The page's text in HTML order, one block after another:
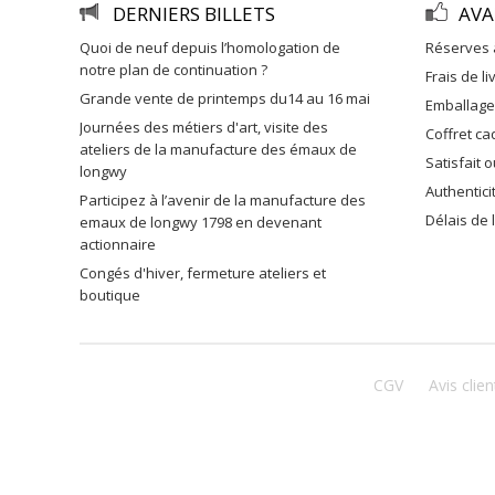
DERNIERS BILLETS
quoi de neuf depuis l’homologation de
notre plan de continuation ?
grande vente de printemps du14 au 16 mai
journées des métiers d'art, visite des
ateliers de la manufacture des émaux de
longwy
participez à l’avenir de la manufacture des
emaux de longwy 1798 en devenant
actionnaire
congés d'hiver, fermeture ateliers et
boutique
réserves
frais de
coffret
satisfait
délais
CGV Avis